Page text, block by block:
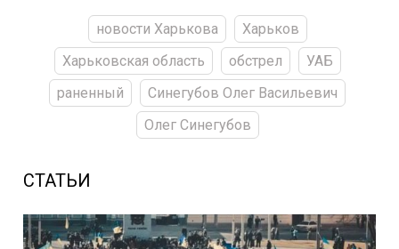
новости Харькова
Харьков
Харьковская область
обстрел
УАБ
раненный
Синегубов Олег Васильевич
Олег Синегубов
СТАТЬИ